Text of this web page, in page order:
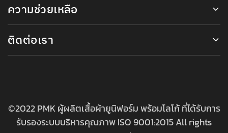
ความช่วยเหลือ
ติดต่อเรา
©2022 PMK ผู้ผลิตเสื้อผ้ายูนิฟอร์ม พร้อมโลโก้ ที่ได้รับการ
รับรองระบบบริหารคุณภาพ ISO 9001:2015 All rights